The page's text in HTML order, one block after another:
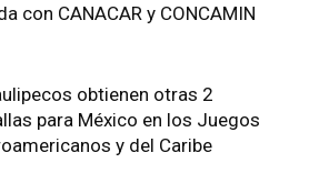
con CANACAR y CONCAMIN
obtienen otras 2
para México en los Juegos
y del Caribe